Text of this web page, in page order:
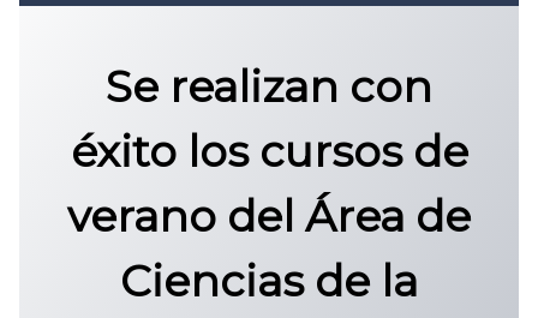
CONVOCATORIA DE INGRESO UAZ
Se realizan con
éxito los cursos de
verano del Área de
Ciencias de la